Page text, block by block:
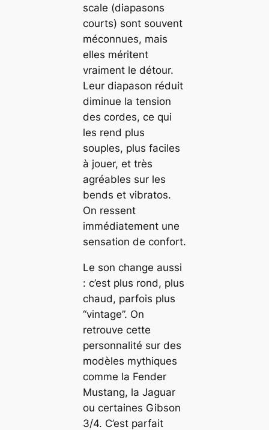
scale (diapasons
courts) sont souvent
méconnues, mais
elles méritent
vraiment le détour.
Leur diapason réduit
diminue la tension
des cordes, ce qui
les rend plus
souples, plus faciles
à jouer, et très
agréables sur les
bends et vibratos.
On ressent
immédiatement une
sensation de confort.
Le son change aussi
: c’est plus rond, plus
chaud, parfois plus
“vintage”. On
retrouve cette
personnalité sur des
modèles mythiques
comme la Fender
Mustang, la Jaguar
ou certaines Gibson
3/4. C’est parfait